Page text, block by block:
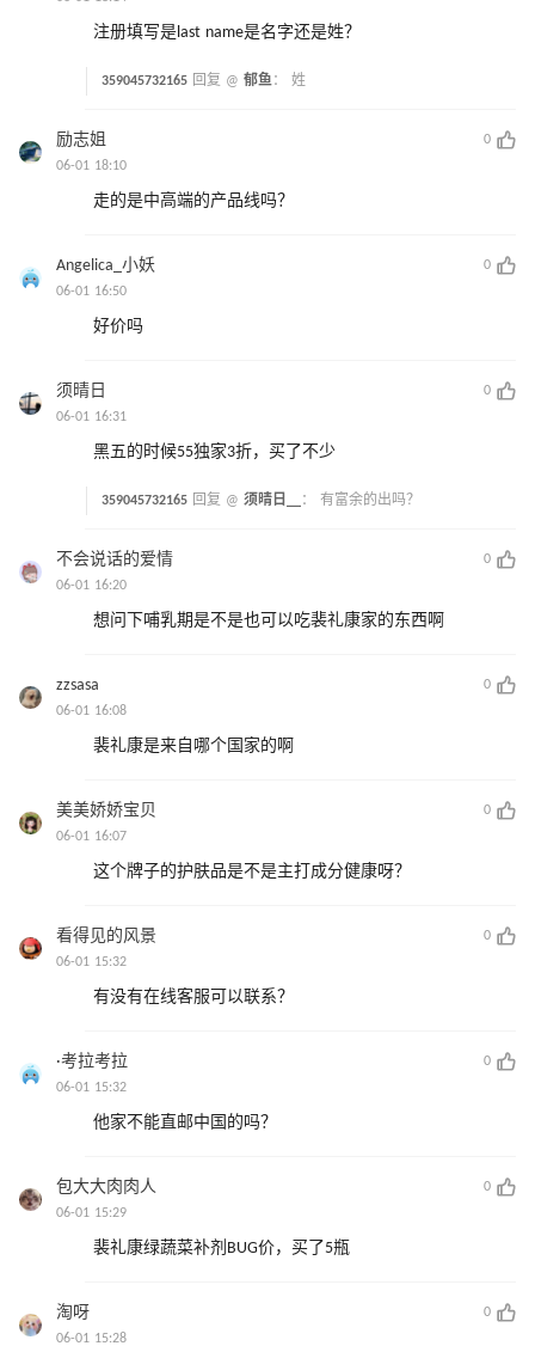
注册填写是last name是名字还是姓？
359045732165 回复 @ 郁鱼： 姓
励志姐
0
06-01 18:10
走的是中高端的产品线吗？
Angelica_小妖
0
06-01 16:50
好价吗
须晴日
0
06-01 16:31
黑五的时候55独家3折，买了不少
359045732165 回复 @ 须晴日__ ： 有富余的出吗？
不会说话的爱情
0
06-01 16:20
想问下哺乳期是不是也可以吃裴礼康家的东西啊
zzsasa
0
06-01 16:08
裴礼康是来自哪个国家的啊
美美娇娇宝贝
0
06-01 16:07
这个牌子的护肤品是不是主打成分健康呀？
看得见的风景
0
06-01 15:32
有没有在线客服可以联系？
·考拉考拉
0
06-01 15:32
他家不能直邮中国的吗？
包大大肉肉人
0
06-01 15:29
裴礼康绿蔬菜补剂BUG价，买了5瓶
淘呀
0
06-01 15:28